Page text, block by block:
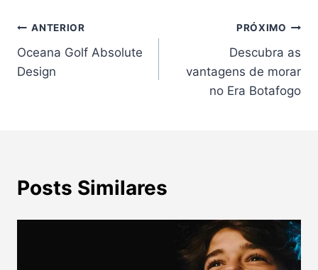
Navegação
de
ANTERIOR
Oceana Golf Absolute
Design
PRÓXIMO
Descubra as
vantagens de morar
no Era Botafogo
Posts Similares